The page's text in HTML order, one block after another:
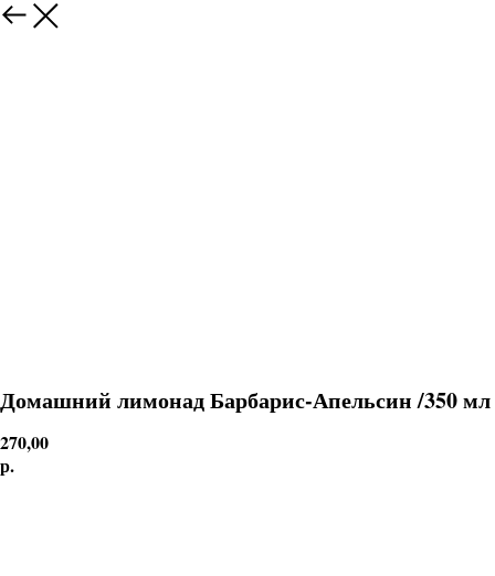
Домашний лимонад Барбарис-Апельсин /350 мл
270,00
р.